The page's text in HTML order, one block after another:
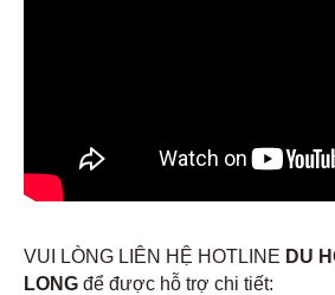
VUI LÒNG LIÊN HỆ HOTLINE DU
LONG để được hỗ trợ chi tiết: